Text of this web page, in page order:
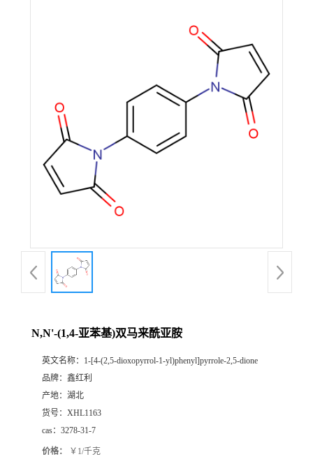
N,N'-(1,4-亚苯基)双马来酰亚胺
英文名称： 1-[4-(2,5-dioxopyrrol-1-yl)phenyl]pyrrole-2,5-dione
品牌： 鑫红利
产地： 湖北
货号： XHL1163
cas： 3278-31-7
价格： ￥1/千克